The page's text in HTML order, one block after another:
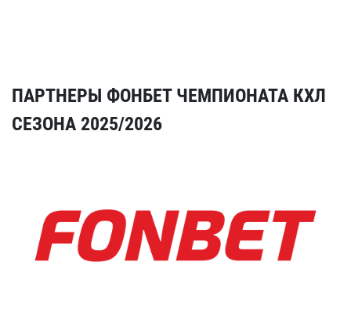
ПАРТНЕРЫ ФОНБЕТ ЧЕМПИОНАТА КХЛ
СЕЗОНА 2025/2026